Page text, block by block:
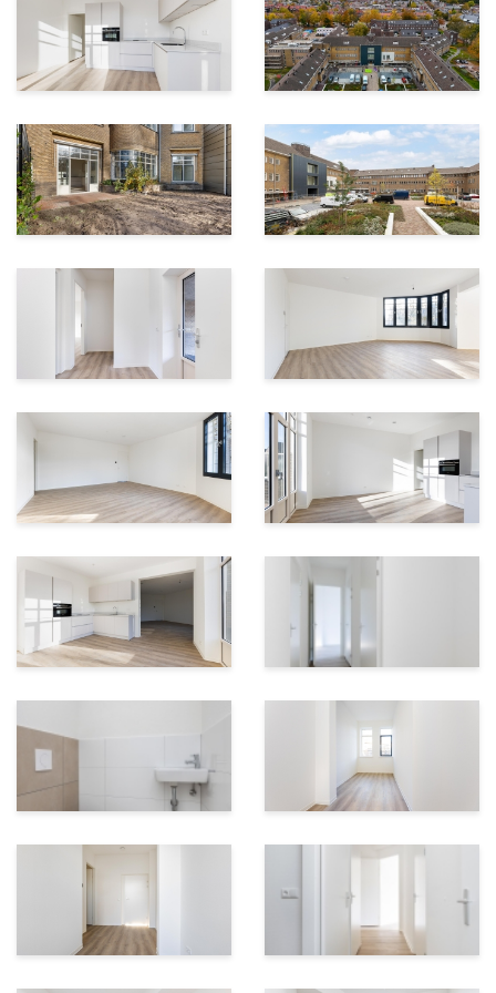
handdoekradiator
· Technische ruimte met warmtepomp en boiler,
aangesloten op een centraal warmte-
koudeopslagsysteem (WKO) en een WTW installatie
· Eigen externe berging en één parkeerplaats op het
binnenterrein, met de optie om in de toekomst een
eigen laadpaal te plaatsen
WKO-installatie
Als eigenaar betaal je maandelijks een bijdrage voor
het vastrecht en de servicekosten voor de centrale
WKO-installatie, evenals de kosten voor de gebruikte
energie. De installatie is eigendom van de energie-
exploitant Eteck.
Vereniging van Eigenaars
De VvE wordt beheerd door een professionele
beheerder (Ten Hag). De verwachte VvE bijdrage is €
176,06 per maand (prijspeil 2025).
De verwachte VvE bijdrage voor de parkeerplaats is €
10,29 per maand (prijspeil 2023).
Interesse? Neem contact met ons op en ontdek of één
van deze exclusieve appartementen jouw nieuwe thuis
wordt!
* De woning zal aan koper in eigendom worden
overgedragen in de staat waarin deze zich bij de
bezichtiging bevindt.